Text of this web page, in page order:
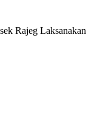
Rajeg Laksanakan